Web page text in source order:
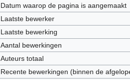
Datum waarop de pagina is aangemaakt
Laatste bewerker
Laatste bewerking
Aantal bewerkingen
Auteurs totaal
Recente bewerkingen (binnen de